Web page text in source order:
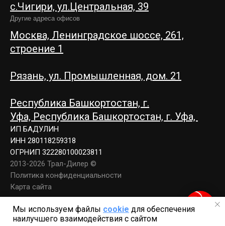
Мы используем файлы cookie для обеспечения
наилучшего взаимодействия с сайтом
c.Чигири, ул.Центральная, 39
Другие адреса офисов
Москва, Ленинградское шоссе, 261,
строение 1
Рязань, ул. Промышленная, дом. 21
Республика Башкортостан, г.
Уфа, Республика Башкортостан, г. Уфа,
ИП БАДУЛИН
ИНН 280118259318
ОГРНИП 322280100023811
2013-2026 Трал-Дилер ©
Политика конфиденциальности
Карта сайта